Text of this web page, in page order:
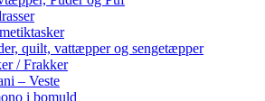
quilt, vattæpper og sengetæpper
/ Frakker
– Veste
i bomuld